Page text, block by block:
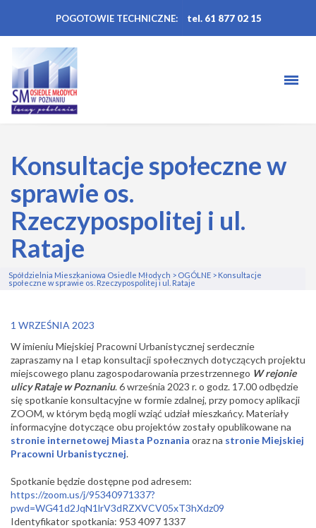
POGOTOWIE TECHNICZNE: tel. 61 877 02 15
Konsultacje społeczne w
sprawie os.
Rzeczypospolitej i ul.
Rataje
Spółdzielnia Mieszkaniowa Osiedle Młodych > OGÓLNE > Konsultacje
społeczne w sprawie os. Rzeczypospolitej i ul. Rataje
1 WRZEŚNIA 2023
W imieniu Miejskiej Pracowni Urbanistycznej serdecznie
zapraszamyna I etap konsultacji społecznych dotyczących projektu
miejscowego planu zagospodarowania przestrzennego W rejonie
ulicy Rataje w Poznaniu. 6 września 2023 r. o godz. 17.00 odbędzie
się spotkanie konsultacyjne w formie zdalnej, przy pomocy aplikacji
ZOOM, w którym będą mogli wziąć udział mieszkańcy. Materiały
informacyjne dotyczące obu projektów zostały opublikowane na
stronie internetowej Miasta Poznania oraz na stronie Miejskiej
Pracowni Urbanistycznej.
Spotkanie będzie dostępne pod adresem:
https://zoom.us/j/95340971337?
pwd=WG41d2JqN1lrV3dRZXVCV05xT3hXdz09
Identyfikator spotkania: 953 4097 1337